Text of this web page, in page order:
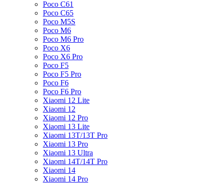
Poco C61
Poco C65
Poco M5S
Poco M6
Poco M6 Pro
Poco X6
Poco X6 Pro
Poco F5
Poco F5 Pro
Poco F6
Poco F6 Pro
Xiaomi 12 Lite
Xiaomi 12
Xiaomi 12 Pro
Xiaomi 13 Lite
Xiaomi 13T/13T Pro
Xiaomi 13 Pro
Xiaomi 13 Ultra
Xiaomi 14T/14T Pro
Xiaomi 14
Xiaomi 14 Pro